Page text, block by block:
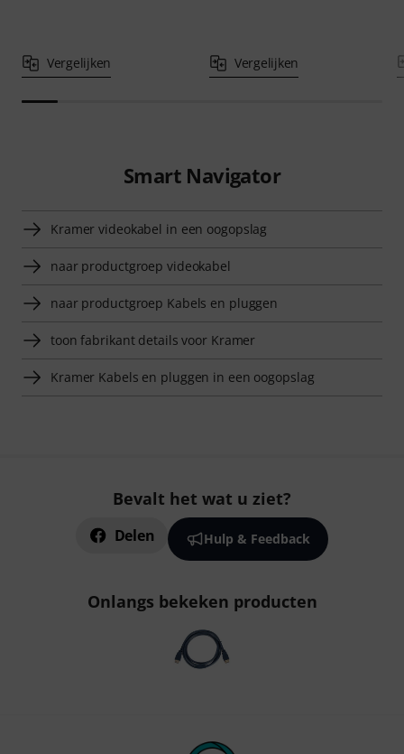
Vergelijken Vergelijken
Smart Navigator
Kramer videokabel in een oogopslag
naar productgroep videokabel
naar productgroep Kabels en pluggen
toon fabrikant details voor Kramer
Kramer Kabels en pluggen in een oogopslag
Bevalt het wat u ziet?
Delen Hulp & Feedback
Onlangs bekeken producten